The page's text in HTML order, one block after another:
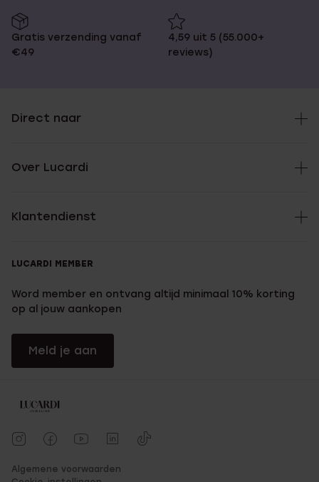
Gratis verzending vanaf
€49
4,59 uit 5 (55.000+
reviews)
Direct naar
Over Lucardi
Klantendienst
LUCARDI MEMBER
Word member en ontvang altijd minimaal 10% korting
op al jouw aankopen
Meld je aan
Algemene voorwaarden